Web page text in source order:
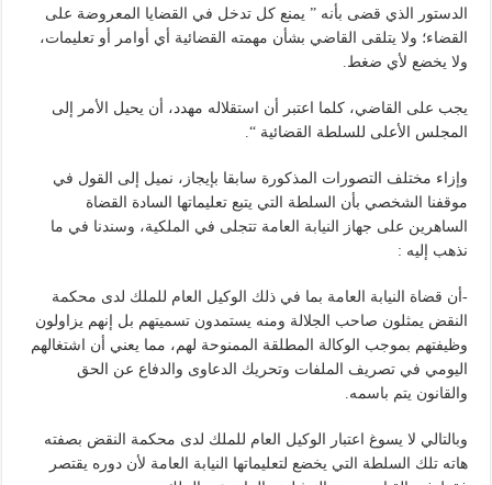
الدستور الذي قضى بأنه ” يمنع كل تدخل في القضايا المعروضة على
القضاء؛ ولا يتلقى القاضي بشأن مهمته القضائية أي أوامر أو تعليمات،
ولا يخضع لأي ضغط.
يجب على القاضي، كلما اعتبر أن استقلاله مهدد، أن يحيل الأمر إلى
المجلس الأعلى للسلطة القضائية “.
وإزاء مختلف التصورات المذكورة سابقا بإيجاز، نميل إلى القول في
موقفنا الشخصي بأن السلطة التي يتبع تعليماتها السادة القضاة
الساهرين على جهاز النيابة العامة تتجلى في الملكية، وسندنا في ما
نذهب إليه :
-أن قضاة النيابة العامة بما في ذلك الوكيل العام للملك لدى محكمة
النقض يمثلون صاحب الجلالة ومنه يستمدون تسميتهم بل إنهم يزاولون
وظيفتهم بموجب الوكالة المطلقة الممنوحة لهم، مما يعني أن اشتغالهم
اليومي في تصريف الملفات وتحريك الدعاوى والدفاع عن الحق
والقانون يتم باسمه.
وبالتالي لا يسوغ اعتبار الوكيل العام للملك لدى محكمة النقض بصفته
هاته تلك السلطة التي يخضع لتعليماتها النيابة العامة لأن دوره يقتصر